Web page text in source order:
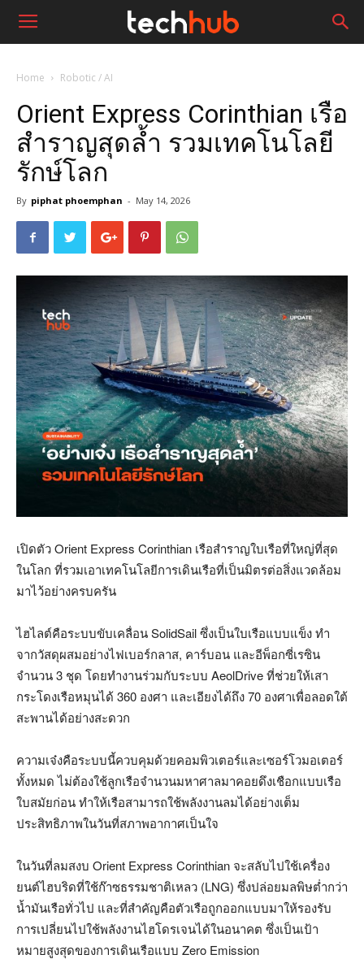
Home Robotic / AI
Orient Express Corinthian เรือ
สำราญสุดล้ำ รวมเทคโนโลยี
รักษ์โลก
By piphat phoemphan - May 14, 2026
เปิดตัว Orient Express Corinthian เรือสำราญใบเรือที่ใหญ่ที่สุด
ในโลก ที่รวมเอาเทคโนโลยีการเดินเรือที่เป็นมิตรต่อสิ่งแวดล้อม
มาไว้อย่างครบครัน
ไฮไลต์คือระบบขับเคลื่อน SolidSail ซึ่งเป็นใบเรือแบบแข็ง ทำ
จากวัสดุผสมอย่างไฟเบอร์กลาส, คาร์บอน และอีพ็อกซี่เรซิน
จำนวน 3 ชุด โดยทำงานร่วมกับระบบ AeolDrive ที่ช่วยให้เสา
กระโดงเรือหมุนได้ 360 องศา และเอียงได้ถึง 70 องศาเพื่อลอดใต้
สะพานได้อย่างสะดวก
ความเจ๋งคือระบบนี้ควบคุมด้วยคอมพิวเตอร์และเซอร์โวมอเตอร์
ทั้งหมด ไม่ต้องใช้ลูกเรือจำนวนมหาศาลมาคอยดึงเชือกแบบเรือ
ใบสมัยก่อน ทำให้เรือสามารถใช้พลังงานลมได้อย่างเต็ม
ประสิทธิภาพในวันที่สภาพอากาศเป็นใจ
ในวันที่ลมสงบ Orient Express Corinthian จะสลับไปใช้เครื่อง
ยนต์ไฮบริดที่ใช้ก๊าซธรรมชาติเหลว (LNG) ซึ่งปล่อยมลพิษต่ำกว่า
น้ำมันเรือทั่วไป และที่สำคัญคือตัวเรือถูกออกแบบมาให้รองรับ
การเปลี่ยนไปใช้พลังงานไฮโดรเจนได้ในอนาคต ซึ่งเป็นเป้า
หมายสูงสุดของการเดินเรือแบบ Zero Emission